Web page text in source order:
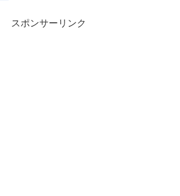
スポンサーリンク